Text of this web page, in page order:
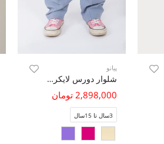
پیانو
شلوار دورس لایکرا خمره ای برش دار
2,898,000 تومان
3سال تا 15سال